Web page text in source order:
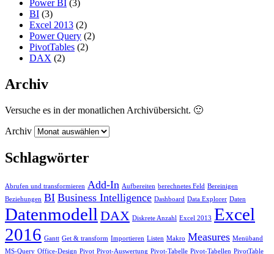
Power BI (3)
BI (3)
Excel 2013 (2)
Power Query (2)
PivotTables (2)
DAX (2)
Archiv
Versuche es in der monatlichen Archivübersicht. 🙂
Archiv
Schlagwörter
Abrufen und transformieren Add-In Aufbereiten berechnetes Feld Bereinigen
Beziehungen BI Business Intelligence Dashboard Data Explorer Daten
Datenmodell DAX Diskrete Anzahl Excel 2013 Excel
2016 Gantt Get & transform Importieren Listen Makro Measures Menüband
MS-Query Office-Design Pivot Pivot-Auswertung Pivot-Tabelle Pivot-Tabellen PivotTable